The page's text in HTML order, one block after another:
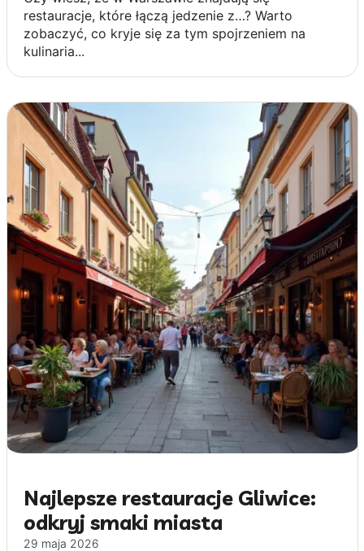
restauracje, które łączą jedzenie z…? Warto
zobaczyć, co kryje się za tym spojrzeniem na
kulinaria...
Najlepsze restauracje Gliwice:
odkryj smaki miasta
29 maja 2026